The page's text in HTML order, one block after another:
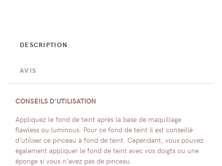
DESCRIPTION
AVIS
CONSEILS D'UTILISATION
Appliquez le fond de teint après la base de maquillage
flawless ou luminous. Pour ce fond de teint il est conseillé
d’utiliser ce pinceau à fond de teint. Cependant, vous pouvez
également appliquer le fond de teint avec vos doigts ou une
éponge si vous n'avez pas de pinceau.